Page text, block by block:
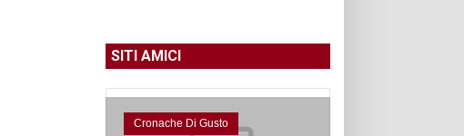
SITI AMICI
Cronache Di Gusto